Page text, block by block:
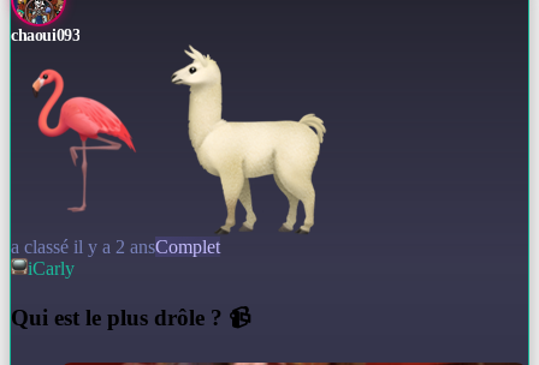
chaoui093
a classé il y a 2 ansComplet
iCarly
Qui est le plus drôle ? 📹